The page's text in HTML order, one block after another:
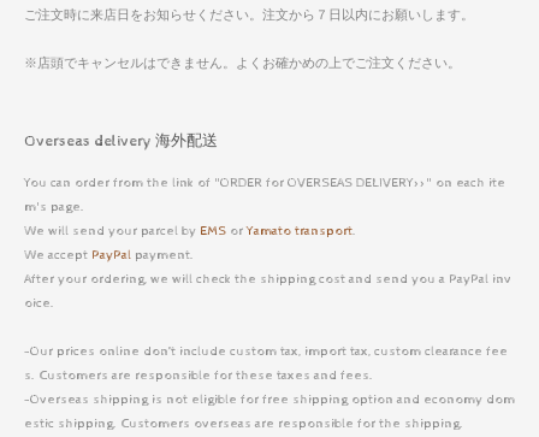
ご注文時に来店日をお知らせください。注文から７日以内にお願いします。
※店頭でキャンセルはできません。よくお確かめの上でご注文ください。
Overseas delivery 海外配送
You can order from the link of "ORDER for OVERSEAS DELIVERY>>" on each ite
m's page.
We will send your parcel by EMS orYamato transport.
We accept PayPal payment.
After your ordering, we will check the shipping cost and send you a PayPal inv
oice.
-Our prices online don’t include custom tax, import tax, custom clearance fee
s. Customers are responsible for these taxes and fees.
-Overseas shipping is not eligible for free shipping option and economy dom
estic shipping. Customers overseas are responsible for the shipping.